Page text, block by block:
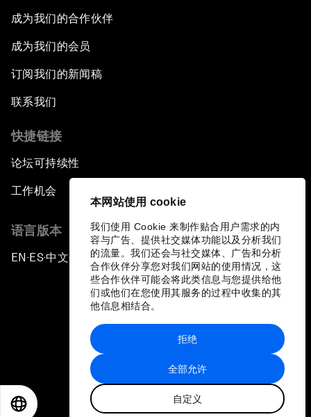
本网站使用 cookie
我们使用 Cookie 来制作贴合用户需求的内
容与广告、提供社交媒体功能以及分析我们
的流量。我们还会与社交媒体、广告和分析
合作伙伴分享您对我们网站的使用情况，这
些合作伙伴可能会将此类信息与您提供给他
们或他们在您使用其服务的过程中收集的其
他信息相结合。
全部允许
自定义
拒绝
成为我们的合作伙伴
成为我们的会员
订阅我们的新闻稿
联系我们
快捷链接
论坛可持续性
工作机会
语言版本
EN ▪ES▪中文▪ 日本語
站点地图
世界经济论坛